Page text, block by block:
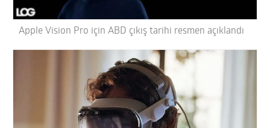
Apple Vision Pro için ABD çıkış tarihi resmen açıklandı